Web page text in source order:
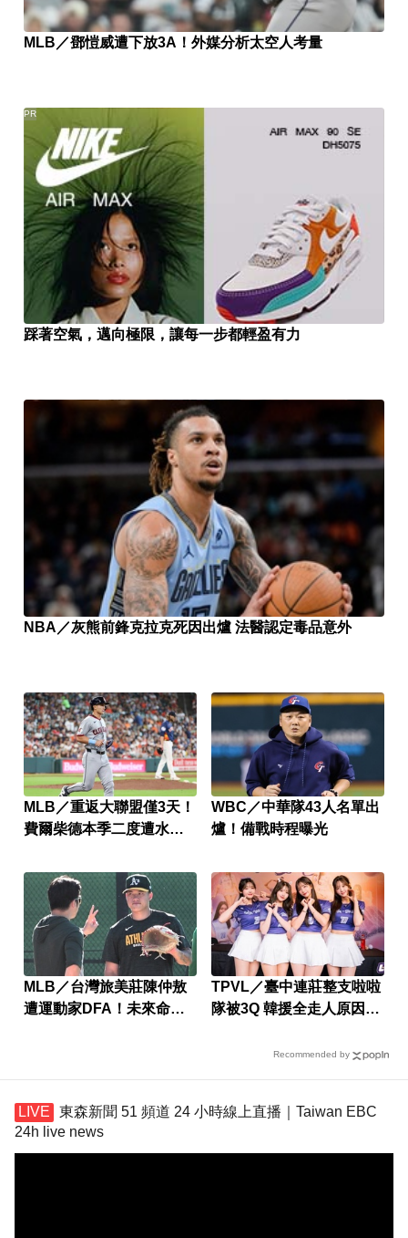
MLB／鄧愷威遭下放3A！外媒分析太空人考量
踩著空氣，邁向極限，讓每一步都輕盈有力
PR
NBA／灰熊前鋒克拉克死因出爐 法醫認定毒品意外
MLB／重返大聯盟僅3天！
費爾柴德本季二度遭水手
WBC／中華隊43人名單出
爐！備戰時程曝光
MLB／台灣旅美莊陳仲敖
遭運動家DFA！未來命運
TPVL／臺中連莊整支啦啦
隊被3Q 韓援全走人原因曝
Recommended by
東森新聞 51 頻道 24 小時線上直播｜Taiwan EBC
24h live news